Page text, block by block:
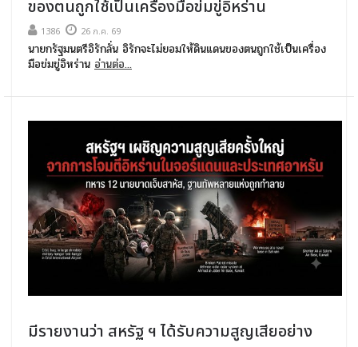
ของตนถูกใช้เป็นเครื่องมือข่มขู่อิหร่าน
1386 26 ก.ค. 69
นายกรัฐมนตรีอิรักลั่น อิรักจะไม่ยอมให้ดินแดนของตนถูกใช้เป็นเครื่อง
มือข่มขู่อิหร่าน อ่านต่อ...
มีรายงานว่า สหรัฐ ฯ ได้รับความสูญเสียอย่าง